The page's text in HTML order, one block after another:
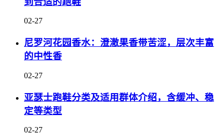
02-27
尼罗河花园香水：澄澈果香带苦涩，层次丰富
的中性香
02-27
亚瑟士跑鞋分类及适用群体介绍，含缓冲、稳
定等类型
02-27